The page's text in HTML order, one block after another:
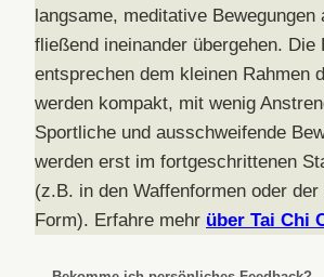
langsame, meditative Bewegungen
fließend ineinander übergehen. Die
entsprechen dem kleinen Rahmen
werden kompakt, mit wenig
Sportliche und ausschweifende
werden erst im fortgeschrittenen
(z.B. in den Waffenformen oder
Form). Erfahre mehr über Tai Chi